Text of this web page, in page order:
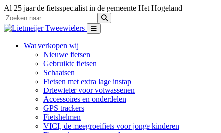
Al 25 jaar de fietsspecialist in de gemeente Het Hogeland
Wat verkopen wij
Nieuwe fietsen
Gebruikte fietsen
Schaatsen
Fietsen met extra lage instap
Driewieler voor volwassenen
Accessoires en onderdelen
GPS trackers
Fietshelmen
VICI, de meegroeifiets voor jonge kinderen